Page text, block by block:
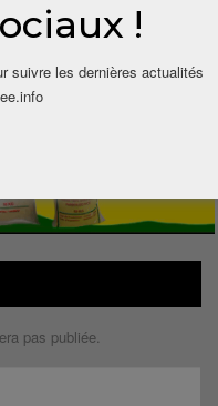
pas publiée.
!
suivre les dernières actualités